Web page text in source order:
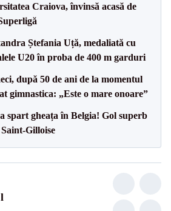
Craiova, învinsă acasă de
Ștefania Uță, medaliată cu
U20 în proba de 400 m garduri
după 50 de ani de la momentul
gimnastica: „Este o mare onoare”
spart gheața în Belgia! Gol superb
Gilloise